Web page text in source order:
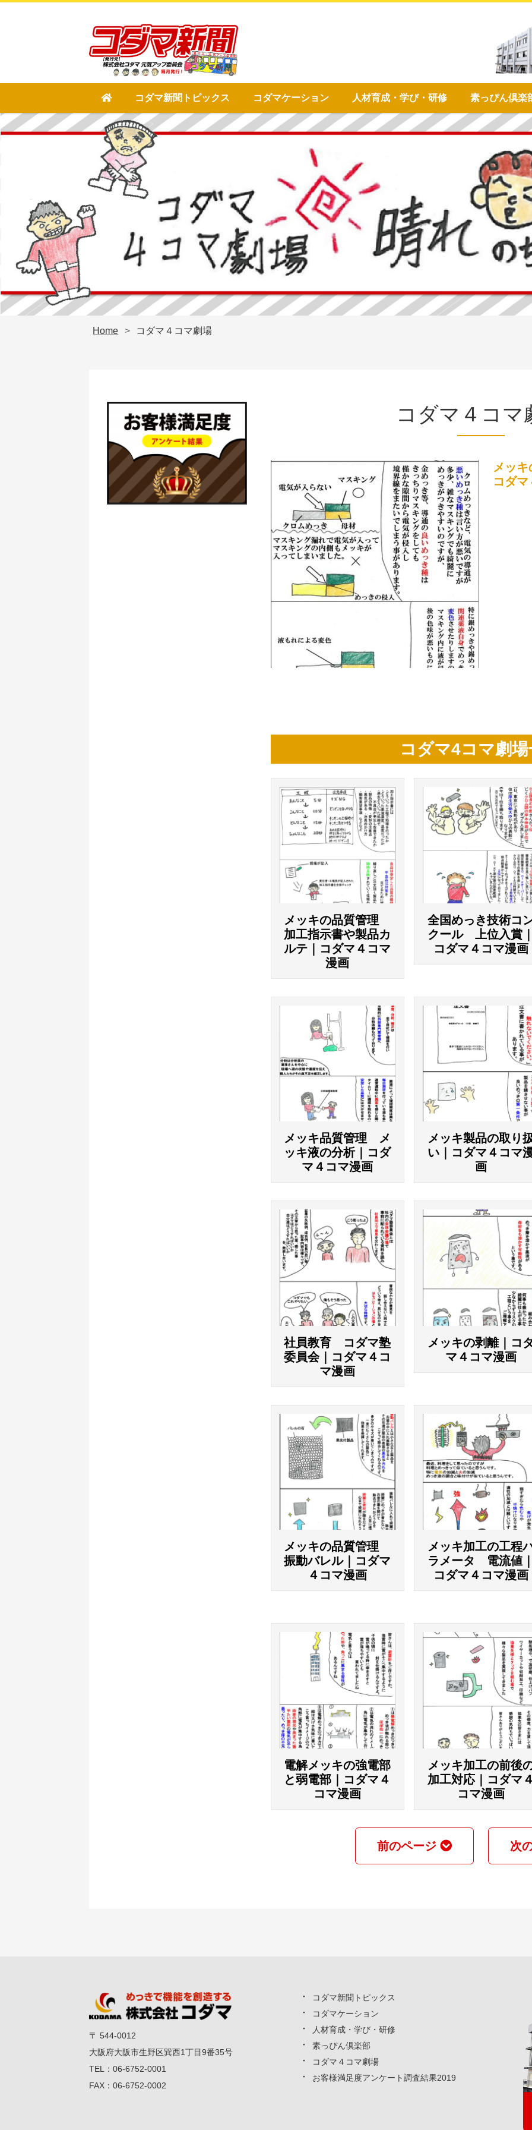
コダマ新聞トピックス コダマケーション 人材育成・学び・研修 素っぴん倶楽
Home > コダマ４コマ劇場
コダマ４コマ
メッ
コダ
コダマ4コマ劇
メッキの品質管理
加工指示書や製品カ
ルテ｜コダマ４コマ
漫画
全国めっき技術コ
クール 上位入賞
コダマ４コマ漫画
メッキ品質管理 メ
ッキ液の分析｜コダ
マ４コマ漫画
メッキ製品の取り
い｜コダマ４コマ
画
社員教育 コダマ塾
委員会｜コダマ４コ
マ漫画
メッキの剥離｜コ
マ４コマ漫画
メッキの品質管理
振動バレル｜コダマ
４コマ漫画
メッキ加工の工程
ラメータ 電流値
コダマ４コマ漫画
電解メッキの強電部
と弱電部｜コダマ４
コマ漫画
メッキ加工の前後
加工対応｜コダマ
コマ漫画
前のページ 次
〒 544-0012
大阪府大阪市生野区巽西1丁目9番35号
TEL： 06-6752-0001
FAX： 06-6752-0002
コダマ新聞トピックス
コダマケーション
人材育成・学び・研修
素っぴん倶楽部
コダマ４コマ劇場
お客様満足度アンケート調査結果2019